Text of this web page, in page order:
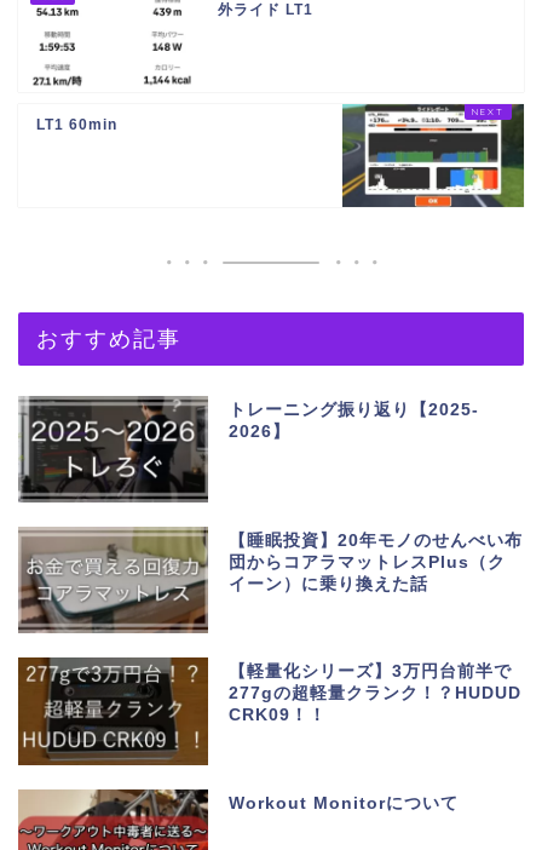
外ライド LT1
LT1 60min
おすすめ記事
トレーニング振り返り【2025-
2026】
【睡眠投資】20年モノのせんべい布
団からコアラマットレスPlus（ク
イーン）に乗り換えた話
【軽量化シリーズ】3万円台前半で
277gの超軽量クランク！？HUDUD
CRK09！！
Workout Monitorについて